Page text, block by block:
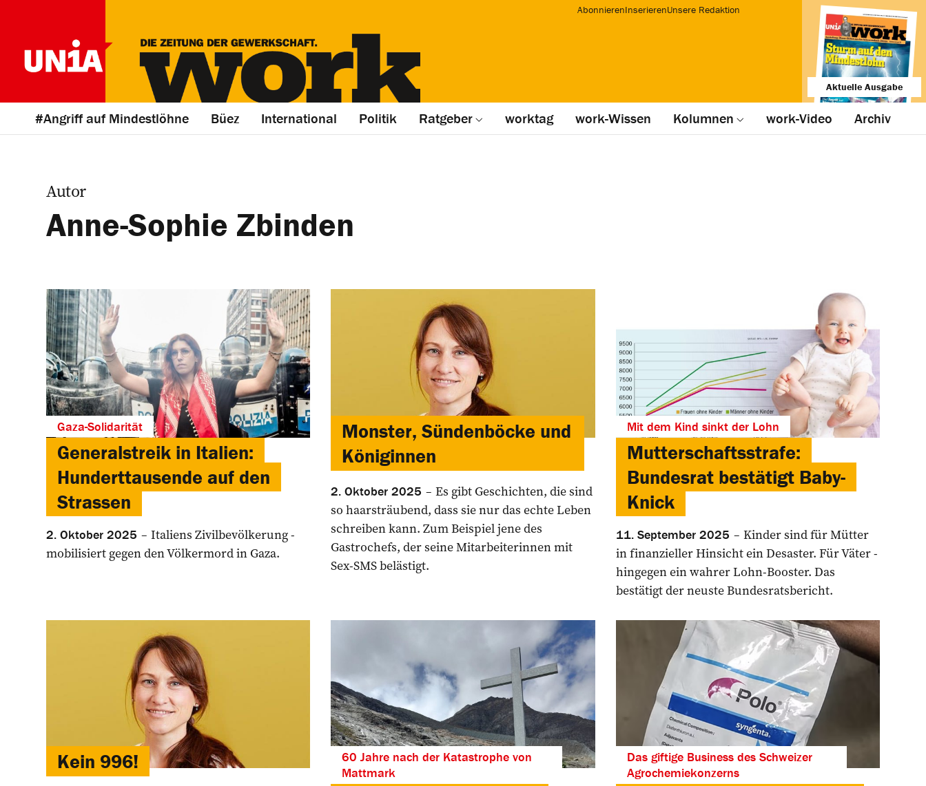
AbonnierenInserierenUnsere Redaktion
Aktuelle Ausgabe
#Angriff auf Mindestlöhne Büez International Politik Ratgeber worktag work-Wissen Kolumnen work-Video Archiv
Autor
Anne-Sophie Zbinden
Gaza-Solidarität
Generalstreik in Italien:
Hunderttausende auf den
Strassen
2. Oktober 2025
Italiens Zivilbevölkerung ­
mobilisiert gegen den Völkermord in Gaza.
Monster, Sündenböcke und
Königinnen
2. Oktober 2025
Es gibt Geschichten, die sind
so haarsträubend, dass sie nur das echte Leben
schreiben kann. Zum Beispiel jene des
Gastrochefs, der seine Mitarbeiterinnen mit
Sex-SMS belästigt.
Mit dem Kind sinkt der Lohn
Mutterschaftsstrafe:
Bundesrat bestätigt Baby-
Knick
11. September 2025
Kinder sind für Mütter
in ­finanzieller Hinsicht ein ­Desaster. Für Väter ­
hingegen ein wahrer ­Lohn-Booster. Das
bestätigt der neuste Bundesratsbericht.
Kein 996!
60 Jahre nach der Katastrophe von
Mattmark
Das giftige Business des Schweizer
Agrochemiekonzerns